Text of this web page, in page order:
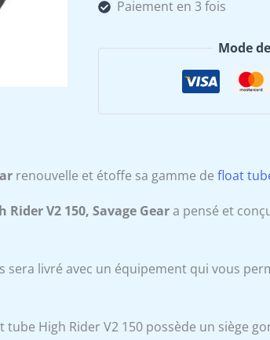
Paiement en 3 fois
Mode
renouvelle et étoffe sa gamme de float
V2 150, Savage Geara pensé et
sera livré avec un équipement qui vous
High Rider V2 150 possède un siège